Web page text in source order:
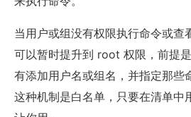
当用户或组没有权限执行命令或查
可以暂时提升到 root 权限，前提
有添加用户名或组名，并指定那些
这种机制是白名单，只要在清单中